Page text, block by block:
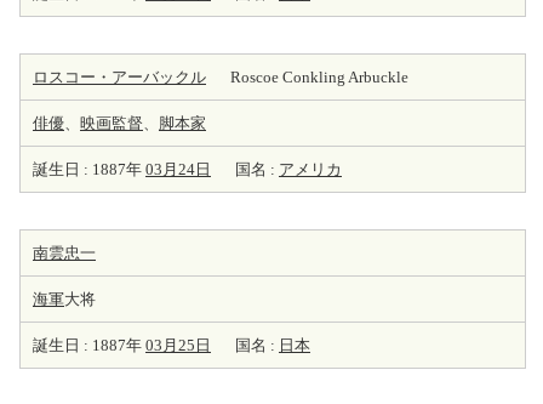
ロスコー・アーバックル Roscoe Conkling Arbuckle
俳優、 映画監督、 脚本家
誕生日 : 1887年 03月24日 国名 : アメリカ
南雲忠一
海軍大将
誕生日 : 1887年 03月25日 国名 : 日本